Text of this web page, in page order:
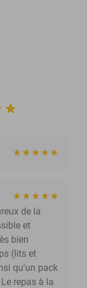
de la
et
bien
(lits et
qu'un pack
repas à la